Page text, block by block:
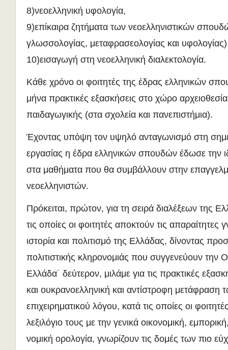
8)νεοελληνική υφολογία,
9)επίκαιρα ζητήματα των νεοελληνιστικών
γλωσσολογίας, μεταφρασεολογίας και
10)εισαγωγή στη νεοελληνική διαλεκτολογία.
Κάθε χρόνο οι φοιτητές της έδρας ελληνικών
μήνα πρακτικές εξασκήσεις στο χώρο
παιδαγωγικής (στα σχολεία και πανεπιστήμια).
Έχοντας υπόψη τον υψηλό ανταγωνισμό στη
εργασίας η έδρα ελληνικών σπουδών έδωσε την
στα μαθήματα που θα συμβάλλουν στην
νεοελληνιστών.
Πρόκειται, πρώτον, για τη σειρά διαλέξεων της
τις οποίες οι φοιτητές αποκτούν τις απαραίτητες
ιστορία και πολιτισμό της Ελλάδας, δίνοντας
πολιτιστικής κληρονομιάς που συγγενεύουν την
Ελλάδα˙ δεύτερον, μιλάμε για τις πρακτικές
και ουκρανοελληνική και αντίστροφη μετάφραση
επιχειρηματικού λόγου, κατά τις οποίες οι
λεξιλόγιο τους με την γενικά οικονομική,
νομική ορολογία, γνωρίζουν τις δομές των πιο